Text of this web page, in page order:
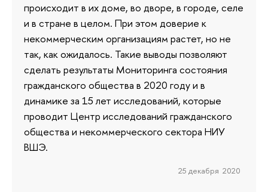
происходит в их доме, во дворе, в городе, селе
и в стране в целом. При этом доверие к
некоммерческим организациям растет, но не
так, как ожидалось. Такие выводы позволяют
сделать результаты Мониторинга состояния
гражданского общества в 2020 году и в
динамике за 15 лет исследований, которые
проводит Центр исследований гражданского
общества и некоммерческого сектора НИУ
ВШЭ.
25 декабря 2020